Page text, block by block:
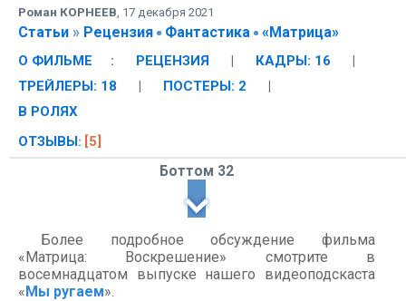
Роман КОРНЕЕВ, 17 декабря 2021
Статьи » Рецензия Фантастика «Матрица»
О ФИЛЬМЕ : РЕЦЕНЗИЯ | КАДРЫ: 16
|
ТРЕЙЛЕРЫ: 18
| ПОСТЕРЫ: 2
|
В РОЛЯХ
ОТЗЫВЫ: [5]
Боттом 32
Более подробное обсуждение фильма
«Матрица: Воскрешение» смотрите в
восемнадцатом выпуске нашего видеоподскаста
«Мы ругаем».